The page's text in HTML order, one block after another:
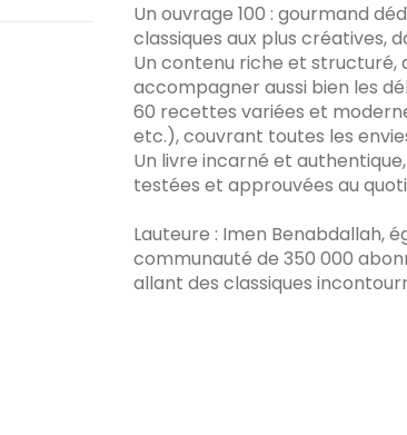
Un ouvrage 100 : gourmand
classiques aux plus créatives,
Un contenu riche et structuré,
accompagner aussi bien les
60 recettes variées et
etc.), couvrant toutes les
Un livre incarné et
testées et approuvées au
Lauteure : Imen Benabdallah,
communauté de 350 000
allant des classiques